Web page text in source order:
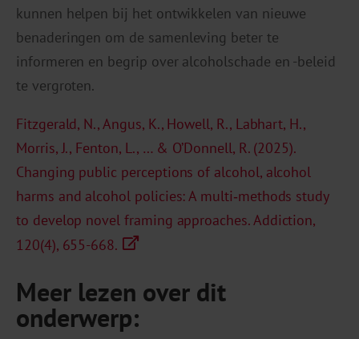
kunnen helpen bij het ontwikkelen van nieuwe
benaderingen om de samenleving beter te
informeren en begrip over alcoholschade en -beleid
te vergroten.
Fitzgerald, N., Angus, K., Howell, R., Labhart, H.,
Morris, J., Fenton, L., … & O’Donnell, R. (2025).
Changing public perceptions of alcohol, alcohol
harms and alcohol policies: A multi‐methods study
to develop novel framing approaches.Addiction,
120(4), 655-668.
Meer lezen over dit
onderwerp: